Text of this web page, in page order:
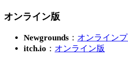
オンライン版
Newgrounds ： オンライン
itch.io ： オンライン版